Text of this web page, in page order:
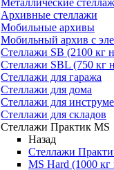
Металлические
Архивные стеллажи
Мобильные архивы
Мобильный архив с
Стеллажи SB (2100 кг
Стеллажи SBL (750 кг
Стеллажи для гаража
Стеллажи для дома
Стеллажи для
Стеллажи для складов
Стеллажи Практик MS
Назад
Стеллажи
MS Hard (1000